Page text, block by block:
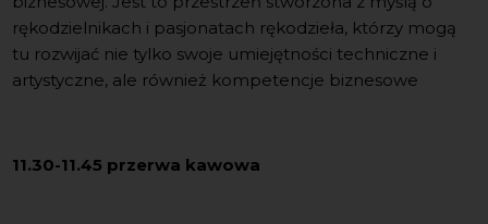
rękodzielnikach i pasjonatach rękodzieła, którzy mogą
tu rozwijać nie tylko swoje umiejętności techniczne i
artystyczne, ale również kompetencje biznesowe
11.30-11.45 przerwa kawowa